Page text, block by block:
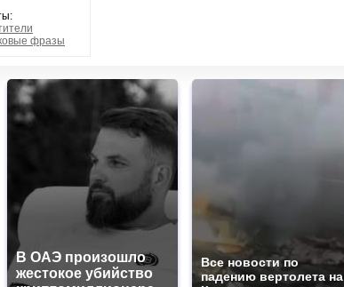
фразы
В ОАЭ произошло
жестокое убийство
Все новости по
падению вертолета на